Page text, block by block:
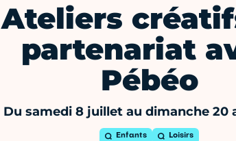
Ateliers
partenariat
Pébéo
Du samedi 8 juillet au dimanche 20
Enfants Loisirs